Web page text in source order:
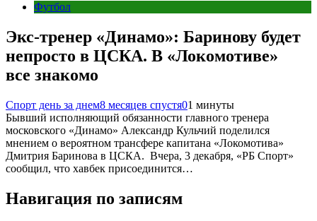
Футбол
Экс-тренер «Динамо»: Баринову будет
непросто в ЦСКА. В «Локомотиве»
все знакомо
Спорт день за днем8 месяцев спустя01 минуты
‎Бывший исполняющий обязанности главного тренера
московского «Динамо» Александр Кульчий поделился
мнением о вероятном трансфере капитана «Локомотива»
Дмитрия Баринова в ЦСКА. ‎ ‎Вчера, 3 декабря, «РБ Спорт»
сообщил, что хавбек присоединится…
Навигация по записям